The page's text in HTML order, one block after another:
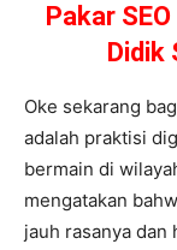
Pakar
Didik
Oke sekarang
adalah praktisi
bermain di
mengatakan
jauh rasanya dan